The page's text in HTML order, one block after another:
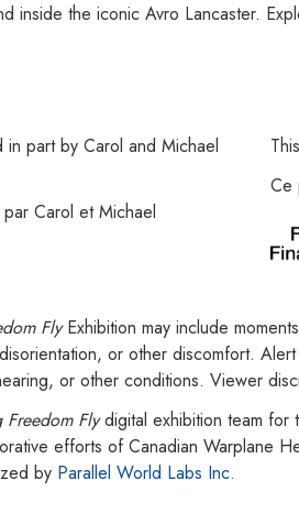
inside the iconic Avro Lancaster.
part by Carol and Michael
Carol et Michael
Ce
FlyExhibition may include
or other discomfort.
or other conditions. Viewer
Freedom Flydigital exhibition team for
efforts of Canadian Warplane
by Parallel World Labs Inc.